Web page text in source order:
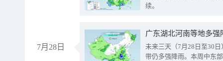
续。
7月28日
广东湖北河南等地多
未来三天（7月28日至30
带仍多强降雨。本周中东